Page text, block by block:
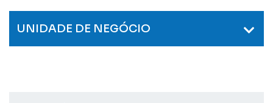
UNIDADE DE NEGÓCIO